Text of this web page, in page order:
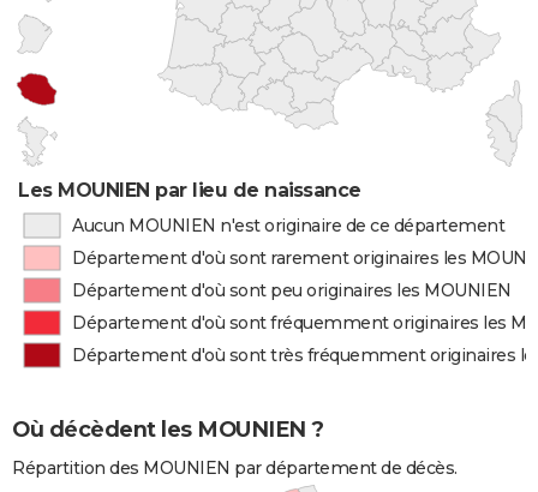
Les MOUNIEN par lieu de naissance
Aucun MOUNIEN n'est originaire de ce département
Département d'où sont rarement originaires les
Département d'où sont peu originaires les MOUNIEN
Département d'où sont fréquemment originaires les
Département d'où sont très fréquemment originaires
Où décèdent les MOUNIEN ?
Répartition des MOUNIEN par département de décès.